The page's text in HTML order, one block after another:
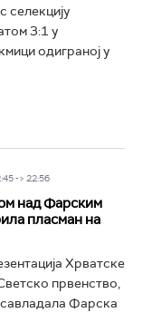
селекцију
3:1 у
одиграној у
-> 22:56
над Фарским
пласман на
Хрватске
првенство,
савладала Фарска